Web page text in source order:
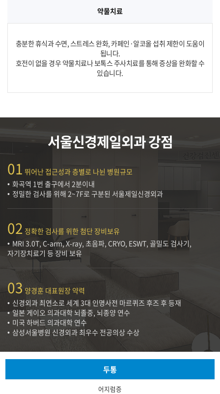
약물치료
충분한 휴식과 수면, 스트레스 완화, 카페인·알코올 섭취 제한이 도움이
됩니다.
호전이 없을 경우 약물치료나 보톡스 주사치료를 통해 증상을 완화할 수
있습니다.
서울신경제일외과 강점
01 뛰어난 접근성과 층별로 나뉜 병원규모
화곡역 1번 출구에서 2분이내
정밀한 검사를 위해 2~7F로 구분된 서울제일신경외과
02 정확한 검사를 위한 첨단 장비보유
MRI 3.0T, C-arm, X-ray, 초음파, CRYO, ESWT, 골밀도 검사기,
자기장치료기 등 장비 보유
03양경훈 대표원장 약력
신경외과 최연소로 세계 3대 인명사전 마르퀴즈 후즈 후 등재
일본 게이오 의과대학 뇌졸중, 뇌종양 연수
미국 하버드 의과대학 연수
삼성서울병원 신경외과 최우수 전공의상 수상
두통
어지럼증